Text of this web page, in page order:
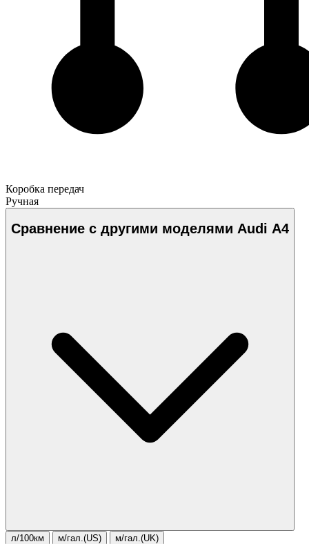
Коробка передач
Ручная
Сравнение с другими моделями Audi A4
л/100км м/гал.(US) м/гал.(UK)